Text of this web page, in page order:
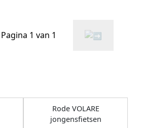
Pagina 1 van 1
Rode VOLARE
jongensfietsen